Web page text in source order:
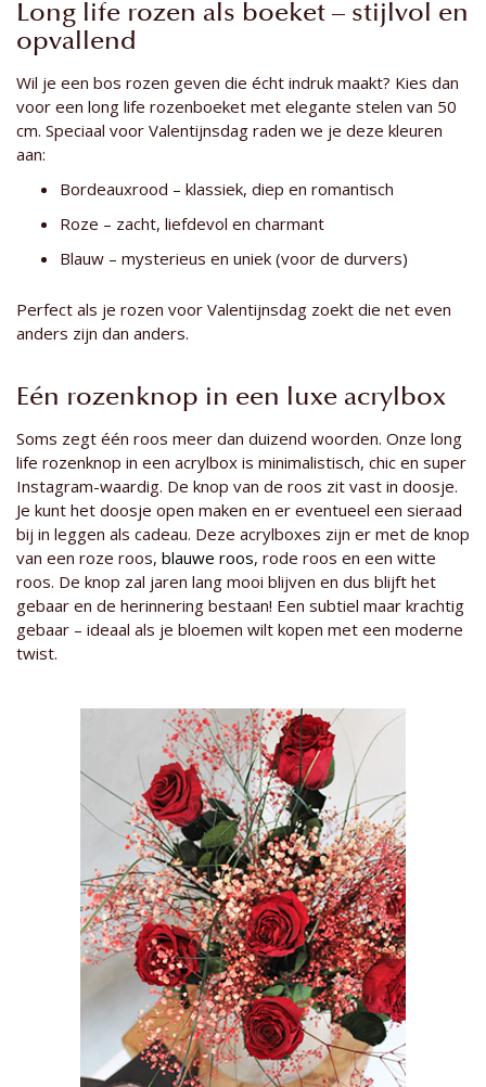
Long life rozen als boeket – stijlvol en
opvallend
Wil je een bos rozen geven die écht indruk maakt? Kies dan
voor een long life rozenboeket met elegante stelen van 50
cm. Speciaal voor Valentijnsdag raden we je deze kleuren
aan:
Bordeauxrood – klassiek, diep en romantisch
Roze – zacht, liefdevol en charmant
Blauw – mysterieus en uniek (voor de durvers)
Perfect als je rozen voor Valentijnsdag zoekt die net even
anders zijn dan anders.
Eén rozenknop in een luxe acrylbox
Soms zegt één roos meer dan duizend woorden. Onze long
life rozenknop in een acrylbox is minimalistisch, chic en super
Instagram-waardig. De knop van de roos zit vast in doosje.
Je kunt het doosje open maken en er eventueel een sieraad
bij in leggen als cadeau. Deze acrylboxes zijn er met de knop
van een roze roos, blauwe roos, rode roos en een witte
roos. De knop zal jaren lang mooi blijven en dus blijft het
gebaar en de herinnering bestaan! Een subtiel maar krachtig
gebaar – ideaal als je bloemen wilt kopen met een moderne
twist.